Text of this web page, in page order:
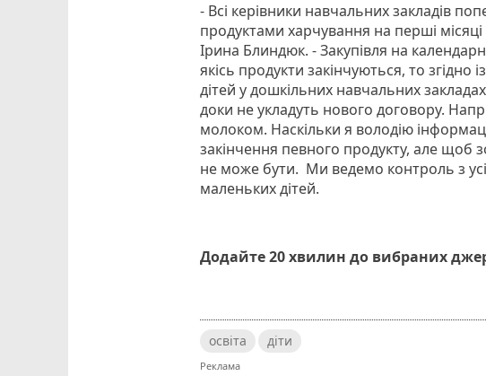
- Всі керівники навчальних закладів
продуктами харчування на перші
Ірина Блиндюк. - Закупівля на
якісь продукти закінчуються, то згідно
дітей у дошкільних навчальних
доки не укладуть нового договору.
молоком. Наскільки я володію
закінчення певного продукту, але щоб
не може бути. Ми ведемо контроль з
маленьких дітей.
Додайте 20 хвилин до вибраних
освіта діти